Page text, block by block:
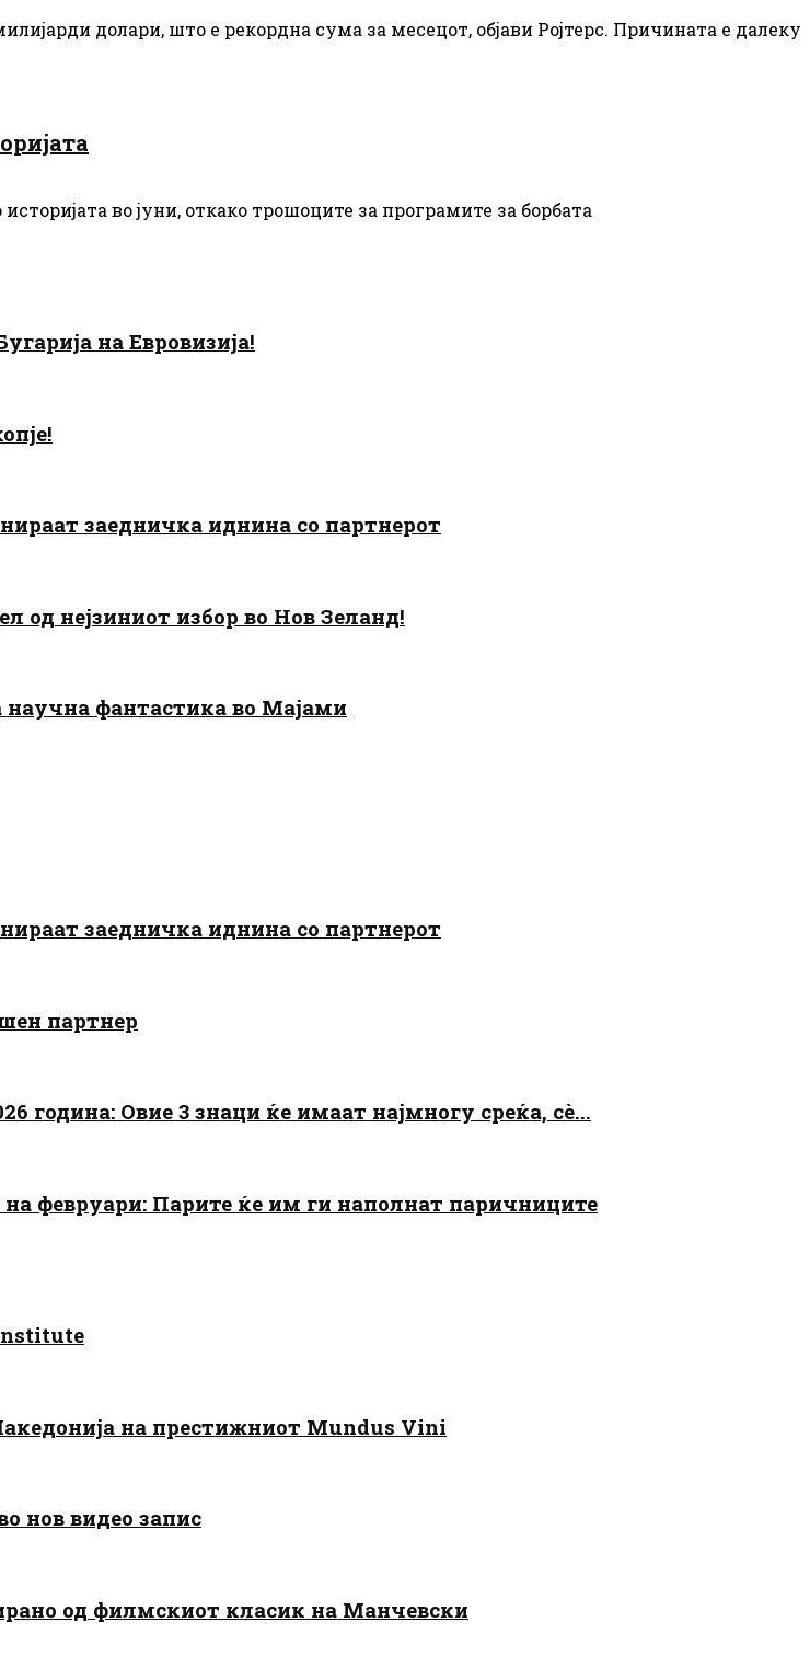
долари, што е рекордна сума за месецот, објави Ројтерс. Причината е далеку
во јуни, откако трошоците за програмите за борбата
на Евровизија!
заедничка иднина со партнерот
од нејзиниот избор во Нов Зеланд!
научна фантастика во Мајами
заедничка иднина со партнерот
партнер
година: Овие 3 знаци ќе имаат најмногу среќа, сè...
февруари: Парите ќе им ги наполнат паричниците
на престижниот Mundus Vini
нов видео запис
од филмскиот класик на Манчевски